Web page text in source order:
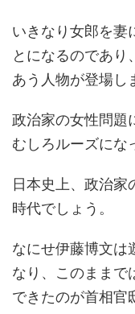
いきなり女郎を妻
とになるのであり
あう人物が登場し
政治家の女性問題
むしろルーズにな
日本史上、政治家
時代でしょう。
なにせ伊藤博文は
なり、このままで
できたのが首相官